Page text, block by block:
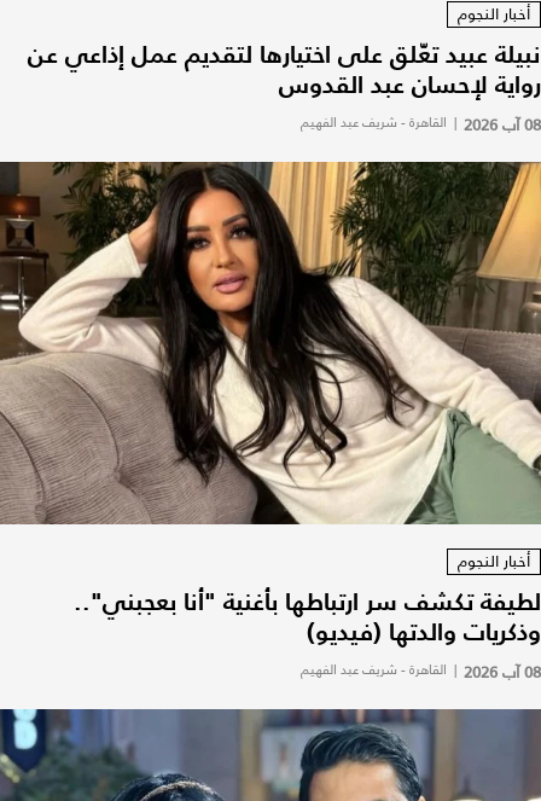
أخبار النجوم
نبيلة عبيد تعّلق على اختيارها لتقديم عمل إذاعي عن
رواية لإحسان عبد القدوس
08 آب 2026 | القاهرة - شريف عبد الفهيم
أخبار النجوم
لطيفة تكشف سر ارتباطها بأغنية "أنا بعجبني"..
وذكريات والدتها (فيديو)
08 آب 2026 | القاهرة - شريف عبد الفهيم